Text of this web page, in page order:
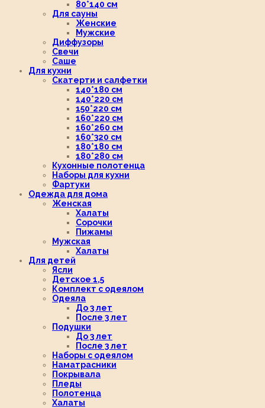
80*140 см
Для сауны
Женские
Мужские
Диффузоры
Свечи
Саше
Для кухни
Скатерти и салфетки
140*180 см
140*220 см
150*220 см
160*220 см
160*260 см
160*320 см
180*180 см
180*280 см
Кухонные полотенца
Наборы для кухни
Фартуки
Одежда для дома
Женская
Халаты
Сорочки
Пижамы
Мужская
Халаты
Для детей
Ясли
Детское 1,5
Комплект с одеялом
Одеяла
До 3 лет
После 3 лет
Подушки
До 3 лет
После 3 лет
Наборы с одеялом
Наматрасники
Покрывала
Пледы
Полотенца
Халаты